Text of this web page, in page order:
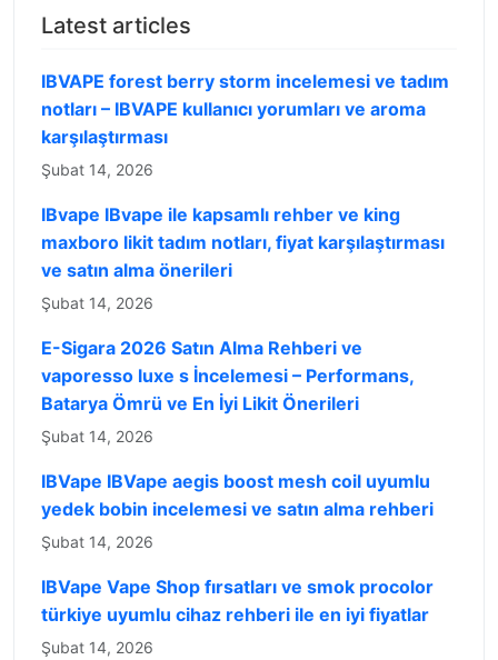
Latest articles
IBVAPE forest berry storm incelemesi ve tadım
notları – IBVAPE kullanıcı yorumları ve aroma
karşılaştırması
Şubat 14, 2026
IBvape IBvape ile kapsamlı rehber ve king
maxboro likit tadım notları, fiyat karşılaştırması
ve satın alma önerileri
Şubat 14, 2026
E-Sigara 2026 Satın Alma Rehberi ve
vaporesso luxe s İncelemesi – Performans,
Batarya Ömrü ve En İyi Likit Önerileri
Şubat 14, 2026
IBVape IBVape aegis boost mesh coil uyumlu
yedek bobin incelemesi ve satın alma rehberi
Şubat 14, 2026
IBVape Vape Shop fırsatları ve smok procolor
türkiye uyumlu cihaz rehberi ile en iyi fiyatlar
Şubat 14, 2026